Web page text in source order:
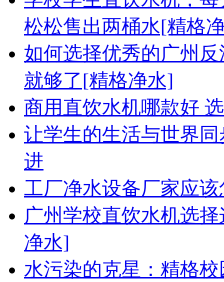
松松售出两桶水[精格
如何选择优秀的广州
就够了[精格净水]
商用直饮水机哪款好
让学生的生活与世界
进
工厂净水设备厂家应
广州学校直饮水机选
净水]
水污染的克星：精格